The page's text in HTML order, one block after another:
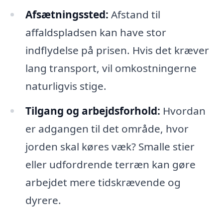
Afsætningssted: Afstand til
affaldspladsen kan have stor
indflydelse på prisen. Hvis det kræver
lang transport, vil omkostningerne
naturligvis stige.
Tilgang og arbejdsforhold: Hvordan
er adgangen til det område, hvor
jorden skal køres væk? Smalle stier
eller udfordrende terræn kan gøre
arbejdet mere tidskrævende og
dyrere.